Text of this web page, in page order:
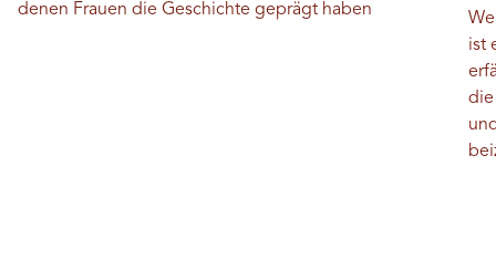
denen Frauen die Geschichte geprägt haben
ist
die